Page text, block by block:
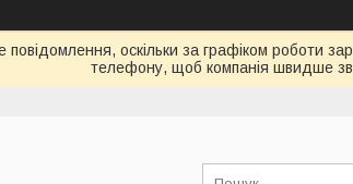
оскільки за графіком роботи
телефону, щоб компанія швидше